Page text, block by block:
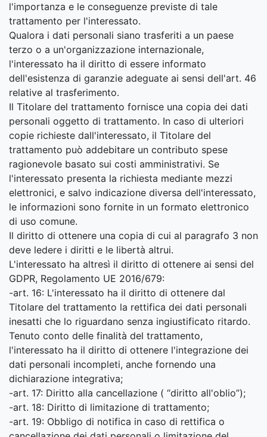
l'importanza e le conseguenze previste di tale
trattamento per l'interessato.
Qualora i dati personali siano trasferiti a un paese
terzo o a un'organizzazione internazionale,
l'interessato ha il diritto di essere informato
dell'esistenza di garanzie adeguate ai sensi dell'art. 46
relative al trasferimento.
Il Titolare del trattamento fornisce una copia dei dati
personali oggetto di trattamento. In caso di ulteriori
copie richieste dall'interessato, il Titolare del
trattamento può addebitare un contributo spese
ragionevole basato sui costi amministrativi. Se
l'interessato presenta la richiesta mediante mezzi
elettronici, e salvo indicazione diversa dell'interessato,
le informazioni sono fornite in un formato elettronico
di uso comune.
Il diritto di ottenere una copia di cui al paragrafo 3 non
deve ledere i diritti e le libertà altrui.
L'interessato ha altresì il diritto di ottenere ai sensi del
GDPR, Regolamento UE 2016/679:
-art. 16: L'interessato ha il diritto di ottenere dal
Titolare del trattamento la rettifica dei dati personali
inesatti che lo riguardano senza ingiustificato ritardo.
Tenuto conto delle finalità del trattamento,
l'interessato ha il diritto di ottenere l'integrazione dei
dati personali incompleti, anche fornendo una
dichiarazione integrativa;
-art. 17: Diritto alla cancellazione ( “diritto all'oblio”);
-art. 18: Diritto di limitazione di trattamento;
-art. 19: Obbligo di notifica in caso di rettifica o